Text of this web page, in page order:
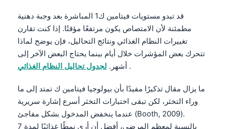
قد تبدو مستويات فيتامين ك1 المباشرة بعد وجبة دهنية
مطمئنة لأن الامتصاص يكون مرتفعًا مؤقتًا. إذا كنت تقارن
تغييرات النظام الغذائي ونتائج التحاليل، فإن يوضح لماذا
تتحرك بعض المؤشرات خلال أيام بينما يحتاج البعض الآخر إلى
أشهر. لجدول تحاليل النظام الغذائي .
ما يزال مقال تذكيرًا مفيدًا بأن بيولوجيا فيتامين ك تمتد إلى ما
وراء التخثر، لكن تبقى اختبارات التخثر أسرع إشارة سريرية
عندما ينخفض المدخول بشكل مفاجئ (Booth, 2009).
بالنسبة لمعظم المرضى، أفضل أن أرى نمطًا غذائيًا لمدة 7